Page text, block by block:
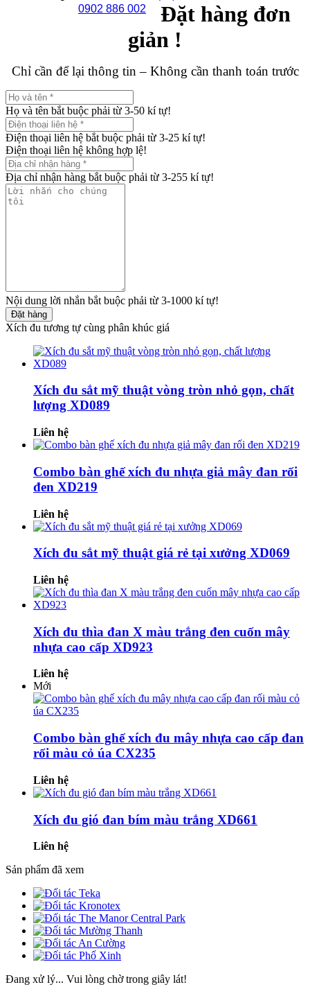
0902 886 002
Đặt hàng đơn
giản !
Chỉ cần để lại thông tin – Không cần thanh toán trước
Họ và tên bắt buộc phải từ 3-50 kí tự!
Điện thoại liên hệ bắt buộc phải từ 3-25 kí tự!
Điện thoại liên hệ không hợp lệ!
Địa chỉ nhận hàng bắt buộc phải từ 3-255 kí tự!
Nội dung lời nhắn bắt buộc phải từ 3-1000 kí tự!
Đặt hàng
Xích đu tương tự cùng phân khúc giá
Xích đu sắt mỹ thuật vòng tròn nhỏ gọn, chất
lượng XD089
Liên hệ
Combo bàn ghế xích đu nhựa giả mây đan rối
đen XD219
Liên hệ
Xích đu sắt mỹ thuật giá rẻ tại xưởng XD069
Liên hệ
Xích đu thìa đan X màu trắng đen cuốn mây
nhựa cao cấp XD923
Liên hệ
Mới
Combo bàn ghế xích đu mây nhựa cao cấp đan
rối màu cỏ úa CX235
Liên hệ
Xích đu gió đan bím màu trắng XD661
Liên hệ
Sản phẩm đã xem
Đang xử lý... Vui lòng chờ trong giây lát!